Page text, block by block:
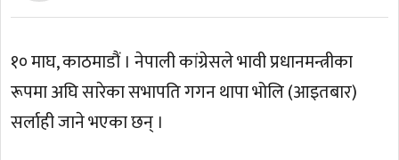
१० माघ, काठमाडौं । नेपाली कांग्रेसले भावी प्रधानमन्त्रीका
रूपमा अघि सारेका सभापति गगन थापा भोलि (आइतबार)
सर्लाही जाने भएका छन् ।